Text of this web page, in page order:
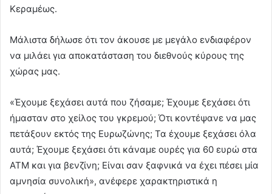
Κεραμέως.
Μάλιστα δήλωσε ότι τον άκουσε με μεγάλο ενδιαφέρον
να μιλάει για αποκατάσταση του διεθνούς κύρους της
χώρας μας.
«Έχουμε ξεχάσει αυτά που ζήσαμε; Έχουμε ξεχάσει ότι
ήμασταν στο χείλος του γκρεμού; Ότι κοντέψανε να μας
πετάξουν εκτός της Ευρωζώνης; Τα έχουμε ξεχάσει όλα
αυτά; Έχουμε ξεχάσει ότι κάναμε ουρές για 60 ευρώ στα
ΑΤΜ και για βενζίνη; Είναι σαν ξαφνικά να έχει πέσει μία
αμνησία συνολική», ανέφερε χαρακτηριστικά η